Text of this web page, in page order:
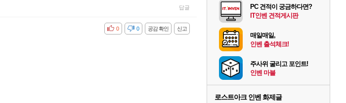
답글
신고
공감 확인
비공감 0
0
PC 견적이 궁금하다면?
IT인벤 견적게시판
매일매일,
인벤 출석체크!
주사위 굴리고 포인트!
인벤 마블
로스트아크 인벤 화제글